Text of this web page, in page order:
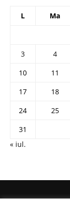
L Ma
3
4
10
11
17
18
24
25
31
« iul.